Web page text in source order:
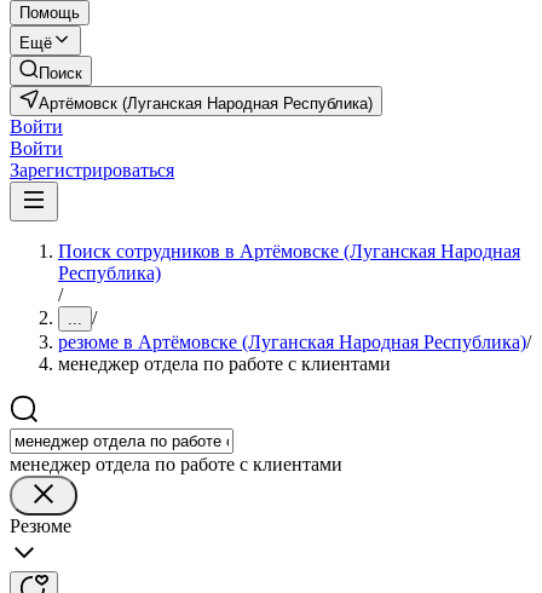
Помощь
Ещё
Поиск
Артёмовск (Луганская Народная Республика)
Войти
Войти
Зарегистрироваться
Поиск сотрудников в Артёмовске (Луганская Народная
Республика)
/
... /
резюме в Артёмовске (Луганская Народная Республика)/
менеджер отдела по работе с клиентами
менеджер отдела по работе с клиентами
Резюме